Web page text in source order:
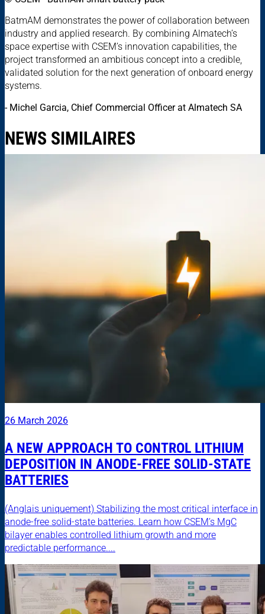
BatmAM demonstrates the power of collaboration between
industry and applied research. By combining Almatech’s
space expertise with CSEM’s innovation capabilities, the
project transformed an ambitious concept into a credible,
validated solution for the next generation of onboard energy
systems.
- Michel Garcia, Chief Commercial Officer at Almatech SA
NEWS SIMILAIRES
26 March 2026
A NEW APPROACH TO CONTROL LITHIUM
DEPOSITION IN ANODE-FREE SOLID-STATE
BATTERIES
(Anglais uniquement) Stabilizing the most critical interface in
anode-free solid-state batteries. Learn how CSEM’s MgC
bilayer enables controlled lithium growth and more
predictable performance....